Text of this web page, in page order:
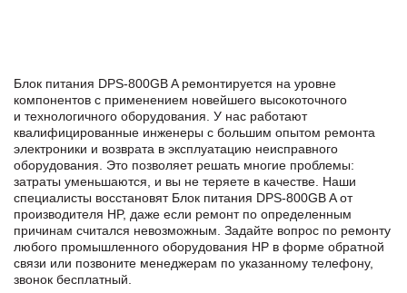
Блок питания DPS-800GB A ремонтируется на уровне
компонентов с применением новейшего высокоточного
и технологичного оборудования. У нас работают
квалифицированные инженеры с большим опытом ремонта
электроники и возврата в эксплуатацию неисправного
оборудования. Это позволяет решать многие проблемы:
затраты уменьшаются, и вы не теряете в качестве. Наши
специалисты восстановят Блок питания DPS-800GB A от
производителя HP, даже если ремонт по определенным
причинам считался невозможным. Задайте вопрос по ремонту
любого промышленного оборудования HP в формe обратной
связи или позвоните менеджерам по указанному телефону,
звонок бесплатный.